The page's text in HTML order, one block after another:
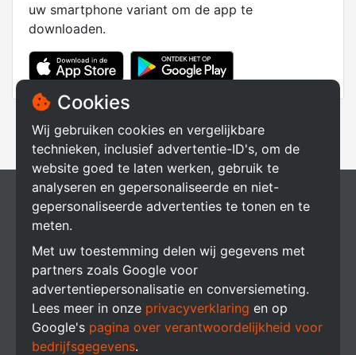
Cookies
Wij gebruiken cookies en vergelijkbare
technieken, inclusief advertentie-ID's, om de
website goed te laten werken, gebruik te
analyseren en gepersonaliseerde en niet-
gepersonaliseerde advertenties te tonen en te
meten.
Met uw toestemming delen wij gegevens met
partners zoals Google voor
advertentiepersonalisatie en conversiemeting.
Lees meer in onze privacyverklaring en op
Google's pagina over verantwoordelijkheid voor
bedrijfsgegevens.
uw smartphone variant om de app te
downloaden.
Producten
Zonnepanelen
Thuisbatterij
Laadpalen
Energieopslag